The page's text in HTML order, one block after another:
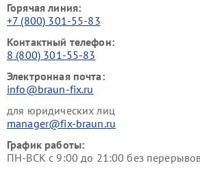
Горячая линия:
+7 (800) 301-55-83
Контактный телефон:
8 (800) 301-55-83
Электронная почта:
info@braun-fix.ru
для юридических лиц
manager@fix-braun.ru
График работы:
ПН-ВСК с 9:00 до 21:00 без